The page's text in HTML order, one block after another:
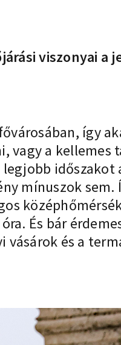
viszonyai a
így
vagy a kellemes
időszakot
mínuszok
És bár
vásárok és a